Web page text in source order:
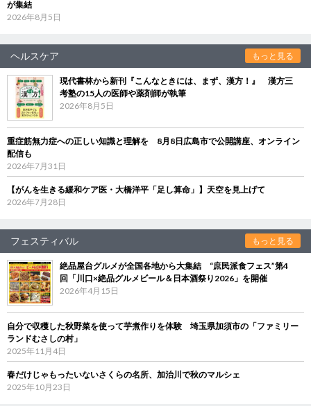
が集結
2026年8月5日
ヘルスケア もっと見る
現代書林から新刊『こんなときには、まず、漢方！』 漢方三
考塾の15人の医師や薬剤師が執筆
2026年8月5日
重症筋無力症への正しい知識と理解を 8月8日広島市で公開講座、オンライン
配信も
2026年7月31日
【がんを生きる緩和ケア医・大橋洋平「足し算命」】天空を見上げて
2026年7月28日
フェスティバル もっと見る
絶品屋台グルメが全国各地から大集結 “庶民派食フェス”第4
回「川口×絶品グルメビール＆日本酒祭り2026」を開催
2026年4月15日
自分で収穫した秋野菜を使って芋煮作りを体験 埼玉県加須市の「ファミリー
ランドむさしの村」
2025年11月4日
春だけじゃもったいないさくらの名所、加治川で秋のマルシェ
2025年10月23日